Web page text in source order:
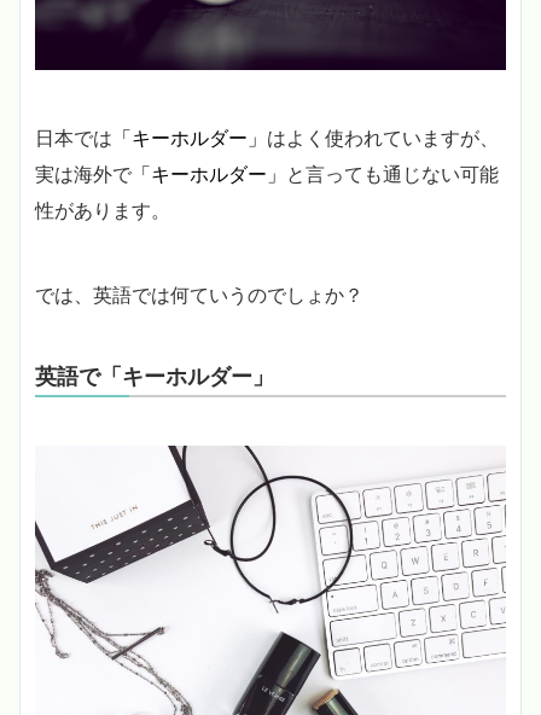
日本では 「キーホルダー」 はよく使われていますが、
実は海外で 「キーホルダー」 と言っても通じない可能
性があります。
では、英語では何ていうのでしょか？
英語で「キーホルダー」